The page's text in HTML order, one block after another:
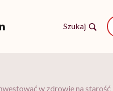
Szukaj
w zdrowie na starość